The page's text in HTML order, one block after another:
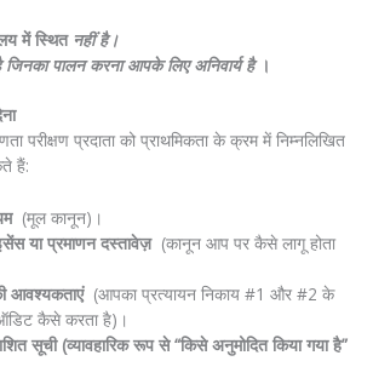
में स्थित नहीं है।
जिनका पालन करना आपके लिए अनिवार्य है।
परीक्षण प्रदाता को प्राथमिकता के क्रम में निम्नलिखित
हैं:
(मूल कानून)।
या प्रमाणन दस्तावेज़(कानून आप पर कैसे लागू होता
आवश्यकताएं(आपका प्रत्यायन निकाय #1 और #2 के
कैसे करता है)।
सूची (व्यावहारिक रूप से “किसे अनुमोदित किया गया है”